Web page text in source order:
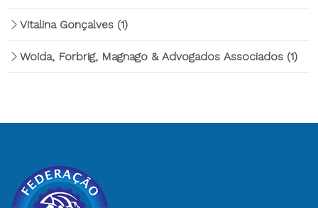
Vitalina Gonçalves (1)
Woida, Forbrig, Magnago & Advogados Associados (1)